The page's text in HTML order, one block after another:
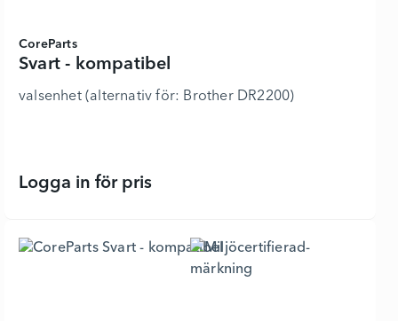
CoreParts
Svart - kompatibel
valsenhet (alternativ för: Brother DR2200)
Logga in för prisSvart - kompatibel - 6336710 - Lägg